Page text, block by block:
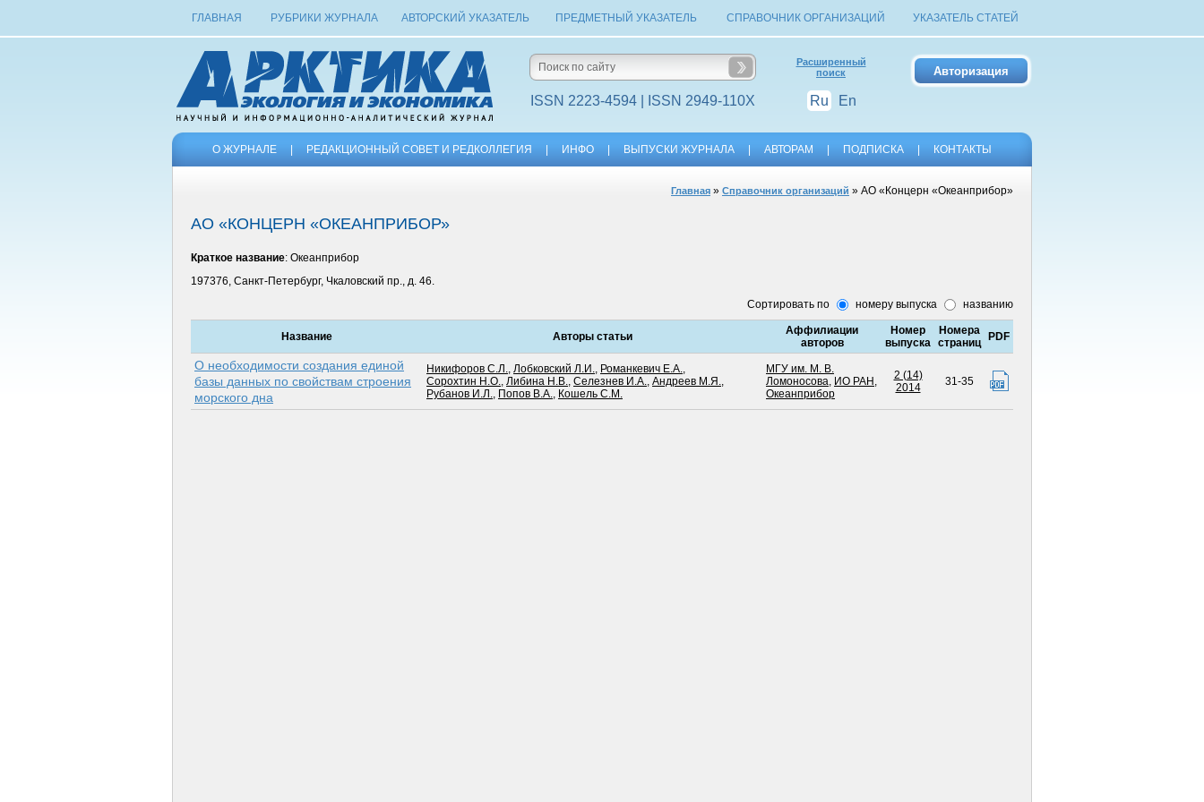
ГЛАВНАЯ РУБРИКИ ЖУРНАЛА АВТОРСКИЙ УКАЗАТЕЛЬ ПРЕДМЕТНЫЙ УКАЗАТЕЛЬ СПРАВОЧНИК ОРГАНИЗАЦИЙ УКАЗАТЕЛЬ СТАТЕЙ
ISSN 2223-4594 | ISSN 2949-110X
Расширенный
поиск
Ru En
О ЖУРНАЛЕ РЕДАКЦИОННЫЙ СОВЕТ И РЕДКОЛЛЕГИЯ ИНФО ВЫПУСКИ ЖУРНАЛА АВТОРАМ ПОДПИСКА КОНТАКТЫ
Главная » Справочник организаций » АО «Концерн «Океанприбор»
АО «КОНЦЕРН «ОКЕАНПРИБОР»
Краткое название: Океанприбор
197376, Санкт-Петербург, Чкаловский пр., д. 46.
Сортировать по
номеру выпуска названию
Название Авторы статьи
Аффилиации
авторов
Номер
выпуска
Номера
страниц
PDF
О необходимости создания единой
базы данных по свойствам строения
морского дна
Никифоров С.Л., Лобковский Л.И., Романкевич Е.А.,
Сорохтин Н.О., Либина Н.В., Селезнев И.А., Андреев М.Я.,
Рубанов И.Л., Попов В.А., Кошель С.М.
МГУ им. М. В.
Ломоносова, ИО РАН ,
Океанприбор
2 (14)
2014
31-35